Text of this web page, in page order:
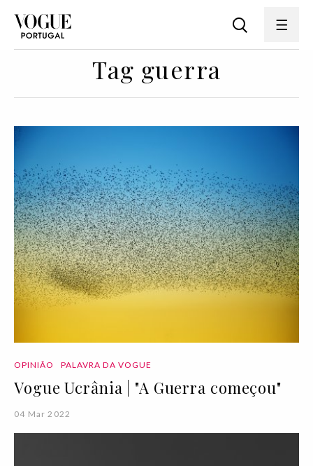
Tag guerra
OPINIÃO PALAVRA DA VOGUE
Vogue Ucrânia | "A Guerra começou"
04 Mar 2022